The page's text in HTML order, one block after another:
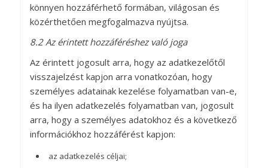
könnyen hozzáférhető formában, világosan és
közérthetően megfogalmazva nyújtsa.
8.2 Az érintett hozzáféréshez való joga
Az érintett jogosult arra, hogy az adatkezelőtől
visszajelzést kapjon arra vonatkozóan, hogy
személyes adatainak kezelése folyamatban van-e,
és ha ilyen adatkezelés folyamatban van, jogosult
arra, hogy a személyes adatokhoz és a következő
információkhoz hozzáférést kapjon:
az adatkezelés céljai;